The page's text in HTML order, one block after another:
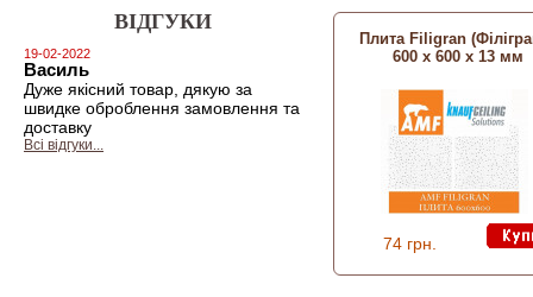
ВІДГУКИ
19-02-2022
Василь
Дуже якісний товар, дякую за
швидке оброблення замовлення та
доставку
Всі відгуки...
Плита Filigran
600 х 600 х 13 мм
74 грн.